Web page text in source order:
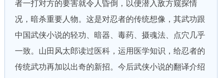
者一打对方的要害就令人昏倒，以便潜入敌方窥探情
况，暗杀重要人物。这是对忍者的传统想像，其武功跟
中国武侠小说的轻功、暗器、毒药、摄魂法、点穴几乎
一致。山田风太郎读过医科，运用医学知识，给忍者的
传统武功再加以出奇的新招。今后武侠小说的翻译介绍